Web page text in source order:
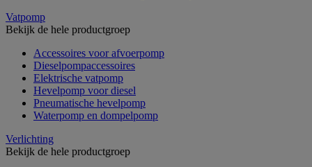
Vatpomp
Bekijk de hele productgroep
Accessoires voor afvoerpomp
Dieselpompaccessoires
Elektrische vatpomp
Hevelpomp voor diesel
Pneumatische hevelpomp
Waterpomp en dompelpomp
Verlichting
Bekijk de hele productgroep